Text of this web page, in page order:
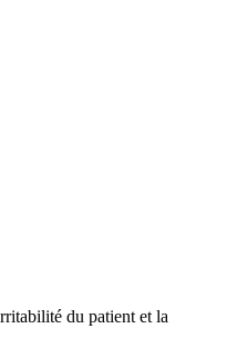
du patient et la